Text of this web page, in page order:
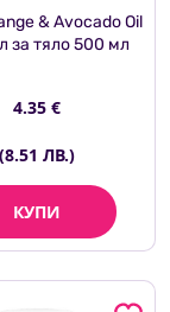
& Avocado Oil
за тяло 500 мл
4.35 €
(8.51 ЛВ.)
КУПИ